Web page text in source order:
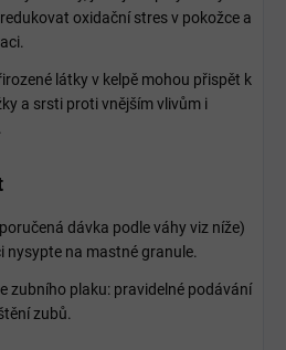
oxidační stres v pokožce a
látky v kelpě mohou přispět k
a srsti proti vnějším vlivům i
dávka podle váhy viz níže)
nysypte na mastné granule.
zubního plaku: pravidelné podávání
zubů.